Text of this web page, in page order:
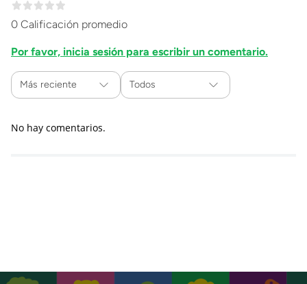
0 Calificación promedio
Por favor, inicia sesión para escribir un comentario.
Más reciente Todos
No hay comentarios.